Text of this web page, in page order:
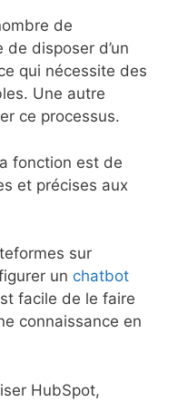
de
disposer d’un
qui nécessite des
Une autre
ce processus.
fonction est de
et précises aux
sur
un chatbot
facile de le faire
connaissance en
HubSpot,